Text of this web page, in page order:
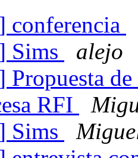
conferencia
Sims
alejo
RFI
Sims